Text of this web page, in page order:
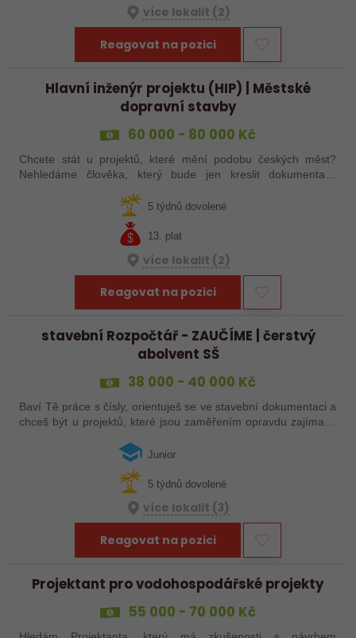
více lokalit (2)
Reagovat na pozici
Hlavní inženýr projektu (HIP) | Městské
dopravní stavby
60 000 - 80 000 Kč
Chcete stát u projektů, které mění podobu českých měst?
Nehledáme člověka, který bude jen kreslit dokumentaci.
koordinovat celý projekt od…5 týdnů dovolené
13. plat
více lokalit (2)
Reagovat na pozici
stavební Rozpočtář - ZAUČÍME | čerstvý
abolvent SŠ
38 000 - 40 000 Kč
Baví Tě práce s čísly, orientuješ se ve stavební dokumentaci a
chceš být u projektů, které jsou zaměřením opravdu zajímavé
Junior
5 týdnů dovolené
více lokalit (3)
Reagovat na pozici
Projektant pro vodohospodářské projekty
55 000 - 70 000 Kč